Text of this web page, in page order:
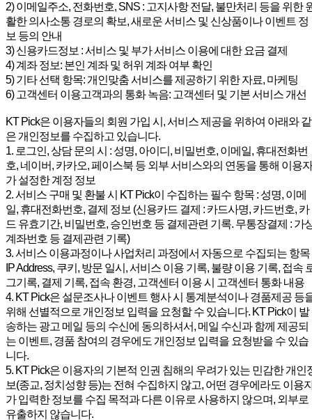
2) 이메일주소, 전화번호, SNS : 고지사항 전달, 불만처리 등을 위한
활한 의사소통 경로의 확보, 새로운 서비스 및 신상품이나 이벤트 정
보 등의 안내
3) 신용카드정보 : 서비스 및 부가 서비스 이용에 대한 요금 결제
4) 계좌 정보: 본인 계좌 및 허위 계좌 여부 확인
5) 기타 선택 항목: 개인맞춤 서비스를 제공하기 위한 자료, 마케팅
6) 고객센터 이용고객과의 통화 녹음: 고객센터 및 기본 서비스 개선
KT Pick은 이용자들의 회원 가입 시, 서비스 제공을 위하여 아래와 같
은 개인정보를 수집하고 있습니다.
1. 로그인, 상담 문의 시 : 성명, 아이디, 비밀번호, 이메일, 휴대전화번
호, 네이버, 카카오, 페이스북 등 외부 서비스와의 연동을 통해 이용자
가 설정한 계정 정보
2. 서비스 구매 및 환불 시 KT Pick이 수집하는 필수 항목 : 성명, 이메
일, 휴대전화번호, 결제 정보 (신용카드 결제 : 카드사명, 카드번호, 카
드 유효기간, 비밀번호, 승인번호 등 결제관련 기록. 무통장결제 : 가
계좌번호 등 결제관련 기록)
3. 서비스 이용과정이나 사업처리 과정에서 자동으로 수집되는 항목
IP Address, 쿠키, 방문 일시, 서비스 이용 기록, 불량 이용 기록, 접속
그기록, 결제 기록, 접속 환경, 고객센터 이용 시 고객센터 통화 내용
4. KT Pick은 설문조사나 이벤트 행사 시 통계분석이나 경품제공 등
위해 선별적으로 개인정보 입력을 요청할 수 있습니다. KT Pick이 발
송하는 광고 메일 등의 수신에 동의하셔서, 메일 수신과 함께 제공되
는 이벤트, 경품 참여의 경우에도 개인정보 입력을 요청받을 수 있습
니다.
5. KT Pick은 이용자의 기본적 인권 침해의 우려가 있는 민감한 개인
보(종교, 정치성향 등)는 전혀 수집하지 않고, 어떤 경우에라도 이용
가 입력한 정보를 수집 목적과 다른 이유로 사용하지 않으며, 외부로
유출하지 않습니다.